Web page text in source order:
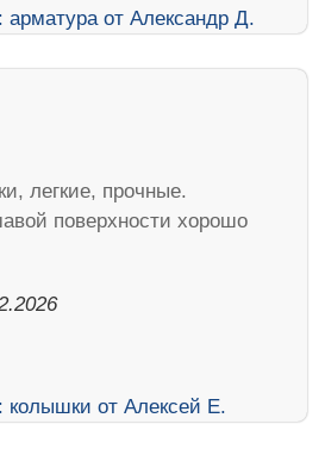
легкие, прочные.
поверхности хорошо